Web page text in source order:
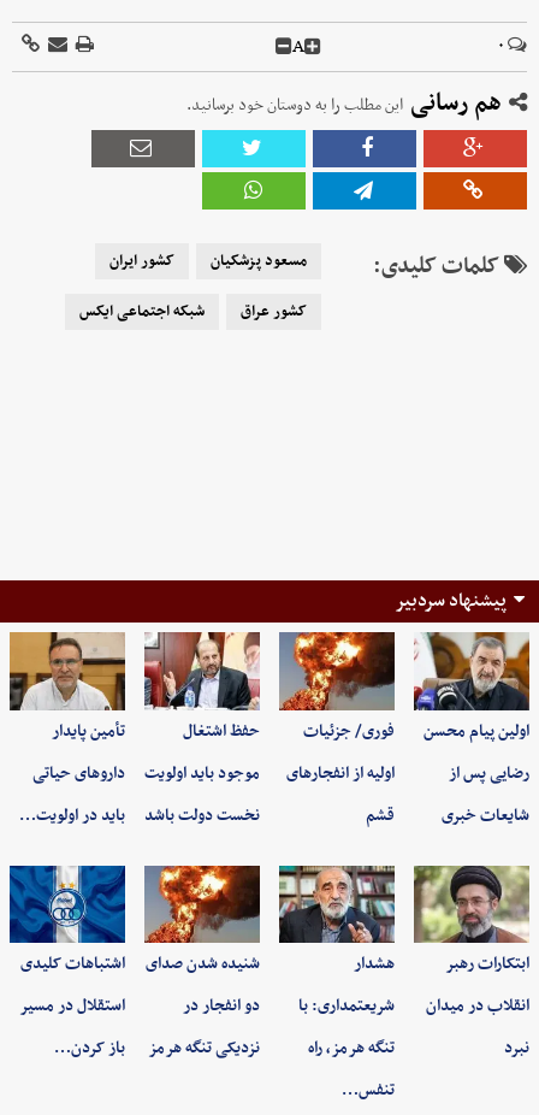
۰ A
هم رسانی این مطلب را به دوستان خود برسانید.
کلمات کلیدی: مسعود پزشکیان
کشور ایران
کشور عراق
شبکه اجتماعی ایکس
پیشنهاد سردبیر
اولین پیام محسن
رضایی پس از
شایعات خبری
فوری/ جزئیات
اولیه از انفجارهای
قشم
حفظ اشتغال
موجود باید اولویت
نخست دولت باشد
تأمین پایدار
داروهای حیاتی
باید در اولویت…
ابتکارات رهبر
انقلاب در میدان
نبرد
هشدار
شریعتمداری: با
تنگه هرمز، راه
تنفس…
شنیده شدن صدای
دو انفجار در
نزدیکی تنگه هرمز
اشتباهات کلیدی
استقلال در مسیر
باز کردن…